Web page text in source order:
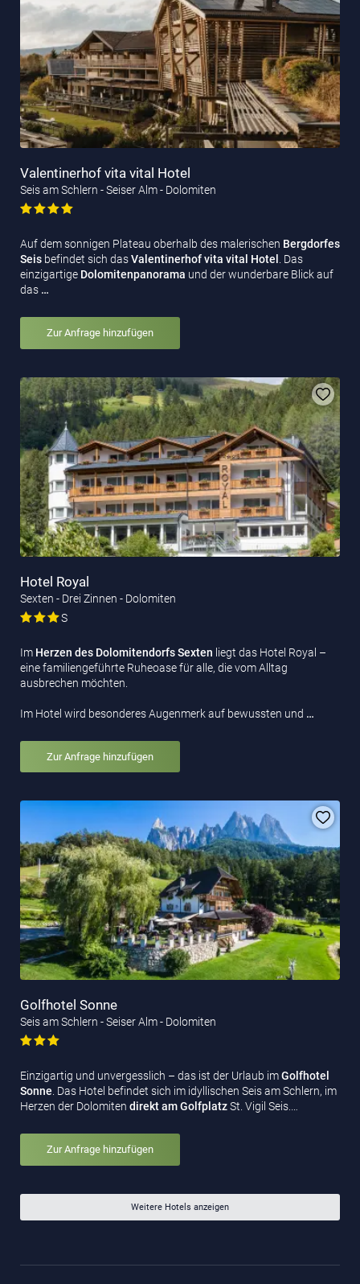
Valentinerhof vita vital Hotel
Seis am Schlern - Seiser Alm - Dolomiten
Auf dem sonnigen Plateau oberhalb des malerischen Bergdorfes
Seis befindet sich dasValentinerhof vita vital Hotel . Das
einzigartige Dolomitenpanorama und der wunderbare Blick auf
das …
Zur Anfrage hinzufügen
Hotel Royal
Sexten - Drei Zinnen - Dolomiten
S
Im Herzen des Dolomitendorfs Sexten liegt das Hotel Royal –
eine familiengeführte Ruheoase für alle, die vom Alltag
ausbrechen möchten.
Im Hotel wird besonderes Augenmerk auf bewussten und …
Zur Anfrage hinzufügen
Golfhotel Sonne
Seis am Schlern - Seiser Alm - Dolomiten
Einzigartig und unvergesslich – das ist der Urlaub imGolfhotel
Sonne. Das Hotel befindet sich im idyllischen Seis am Schlern, im
Herzen der Dolomiten direkt am GolfplatzSt. Vigil Seis.…
Zur Anfrage hinzufügen
Weitere Hotels anzeigen